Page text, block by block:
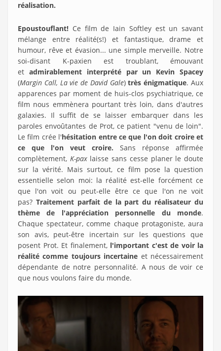
réalisation.
Epoustouflant! Ce film de Iain Softley est un savant
mélange entre réalité(s!) et fantastique, drame et
humour, rêve et évasion... une simple merveille. Notre
soi-disant K-paxien est troublant, émouvant
et admirablement interprété par un Kevin Spacey
(Margin Call, La vie de David Gale)très énigmatique. Aux
apparences par moment de huis-clos psychiatrique, ce
film nous emmènera pourtant très loin, dans d'autres
galaxies. Il suffit de se laisser embarquer dans les
paroles envoûtantes de Prot, ce patient "venu de loin".
Le film crée l'hésitation entre ce que l'on doit croire et
ce que l'on veut croire. Sans réponse affirmée
complètement, K-paxlaisse sans cesse planer le doute
sur la vérité. Mais surtout, ce film pose la question
essentielle selon moi: la réalité est-elle forcément ce
que l'on voit ou peut-elle être ce que l'on ne voit
pas? Traitement parfait de la part du réalisateur du
thème de l'appréciation personnelle du monde.
Chaque spectateur, comme chaque protagoniste, aura
son avis, peut-être incertain sur les questions que
posent Prot. Et finalement, l'important c'est de voir la
réalité comme toujours incertaine et nécessairement
dépendante de notre personnalité. A nous de voir ce
que nous voulons faire du monde.